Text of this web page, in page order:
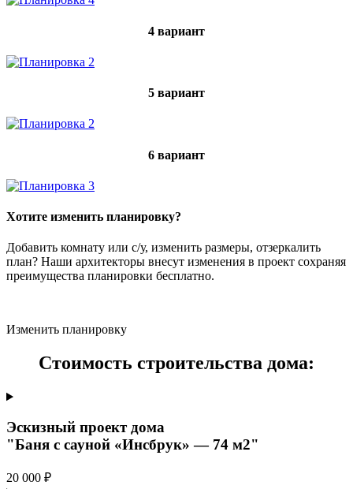
4 вариант
5 вариант
6 вариант
Хотите изменить планировку?
Добавить комнату или с/у, изменить размеры, отзеркалить
план? Наши архитекторы внесут изменения в проект сохраняя
преимущества планировки бесплатно.
Изменить планировку
Стоимость строительства дома:
Эскизный проект дома
"Баня с сауной «Инсбрук» — 74 м2"
20 000 ₽